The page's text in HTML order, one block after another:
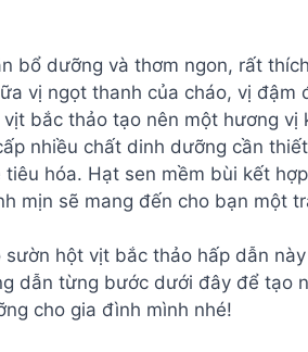
bổ dưỡng và thơm ngon, rất
vị ngọt thanh của cháo, vị đậm
bắc thảo tạo nên một hương vị
nhiều chất dinh dưỡng cần
hóa. Hạt sen mềm bùi kết
mịn sẽ mang đến cho bạn một
hột vịt bắc thảo hấp dẫn
dẫn từng bước dưới đây để tạo
cho gia đình mình nhé!